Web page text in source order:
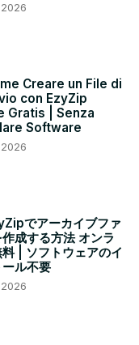
Creare un File di
con EzyZip
Gratis | Senza
Software
でアーカイブファ
成する方法 オンラ
| ソフトウェアのイ
ル不要